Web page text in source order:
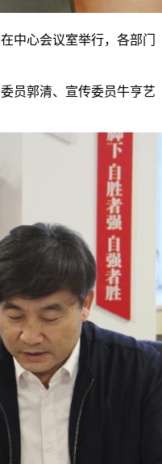
中心会议室举行，各部门
员郭清、宣传委员牛亨艺